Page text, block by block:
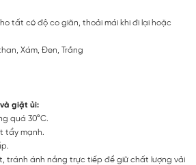
tất có độ co giãn, thoải mái khi đi lại hoặc
Xám, Đen, Trắng
giặt ủi:
quá 30°C.
tẩy mạnh.
tránh ánh nắng trực tiếp để giữ chất lượng vải